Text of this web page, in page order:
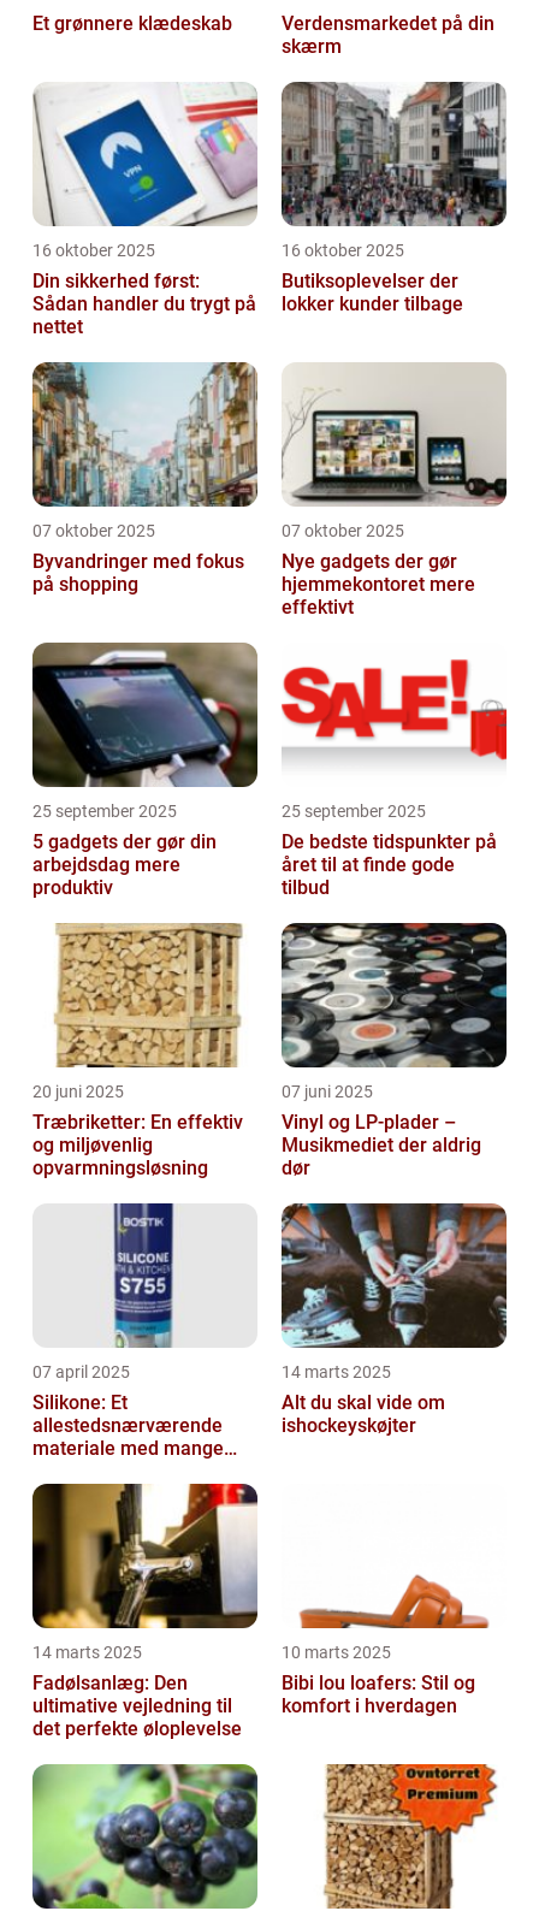
Et grønnere klædeskab
Verdensmarkedet på din
skærm
16 oktober 2025
Din sikkerhed først:
Sådan handler du trygt på
nettet
16 oktober 2025
Butiksoplevelser der
lokker kunder tilbage
07 oktober 2025
Byvandringer med fokus
på shopping
07 oktober 2025
Nye gadgets der gør
hjemmekontoret mere
effektivt
25 september 2025
5 gadgets der gør din
arbejdsdag mere
produktiv
25 september 2025
De bedste tidspunkter på
året til at finde gode
tilbud
20 juni 2025
Træbriketter: En effektiv
og miljøvenlig
opvarmningsløsning
07 juni 2025
Vinyl og LP-plader –
Musikmediet der aldrig
dør
07 april 2025
Silikone: Et
allestedsnærværende
materiale med mange
14 marts 2025
Alt du skal vide om
ishockeyskøjter
14 marts 2025
Fadølsanlæg: Den
ultimative vejledning til
det perfekte øloplevelse
10 marts 2025
Bibi lou loafers: Stil og
komfort i hverdagen